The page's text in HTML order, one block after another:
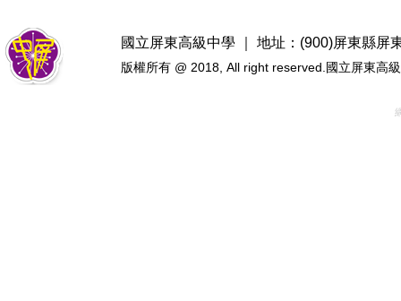
國立屏東高級中學 ｜ 地址：(900)屏東縣屏
版權所有 @ 2018, All right reserved.國立屏東高